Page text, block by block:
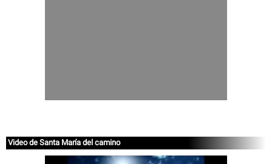
Video de Santa María del camino